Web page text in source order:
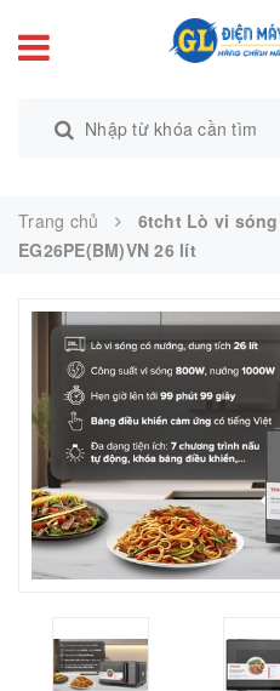
Trang chủ
6tcht Lò vi
EG26PE(BM)VN 26 lít